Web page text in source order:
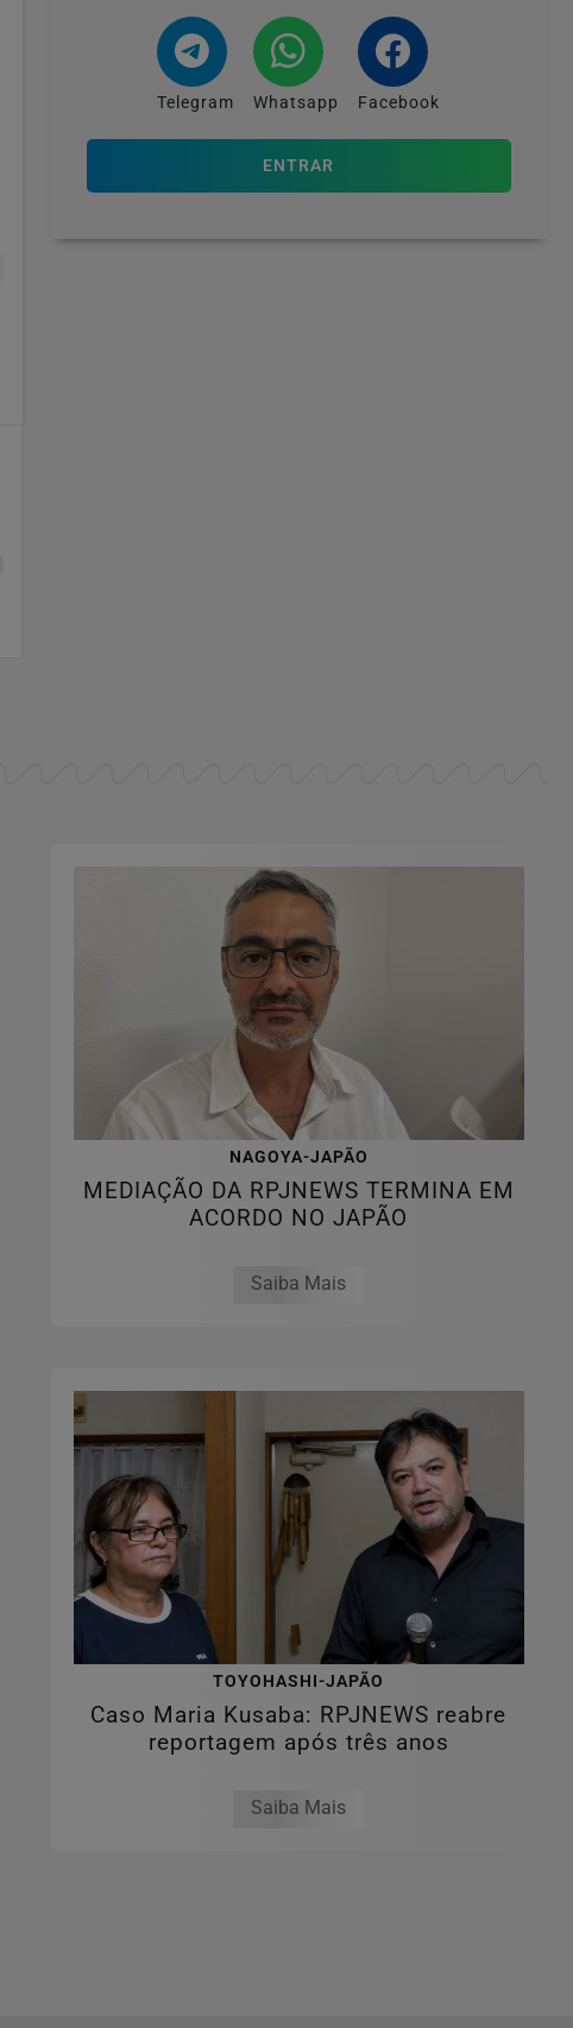
Telegram Whatsapp Facebook
ENTRAR
NAGOYA-JAPÃO
MEDIAÇÃO DA RPJNEWS TERMINA EM
ACORDO NO JAPÃO
Saiba Mais
TOYOHASHI-JAPÃO
Caso Maria Kusaba: RPJNEWS reabre
reportagem após três anos
Saiba Mais